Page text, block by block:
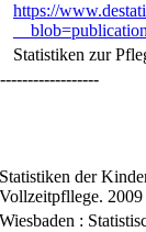
https://
Statistiken zur
Statistiken der
Vollzeitpfllege. 2009
Wiesbaden :